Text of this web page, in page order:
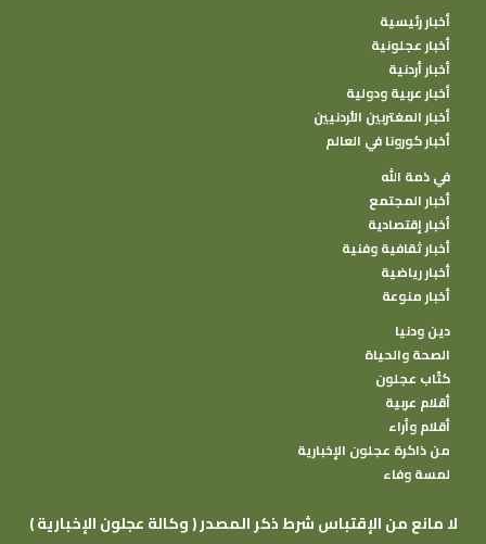
أخبار رئيسية
أخبار عجلونية
أخبار أردنية
أخبار عربية ودولية
أخبار المغتربين الأردنيين
أخبار كورونا في العالم
في ذمة الله
أخبار المجتمع
أخبار إقتصادية
أخبار ثقافية وفنية
أخبار رياضية
أخبار منوعة
دين ودنيا
الصحة والحياة
كتًاب عجلون
أقلام عربية
أقلام وأراء
من ذاكرة عجلون الإخبارية
لمسة وفاء
( وكالة عجلون الإخبارية ) لا مانع من الإقتباس شرط ذكر المصدر